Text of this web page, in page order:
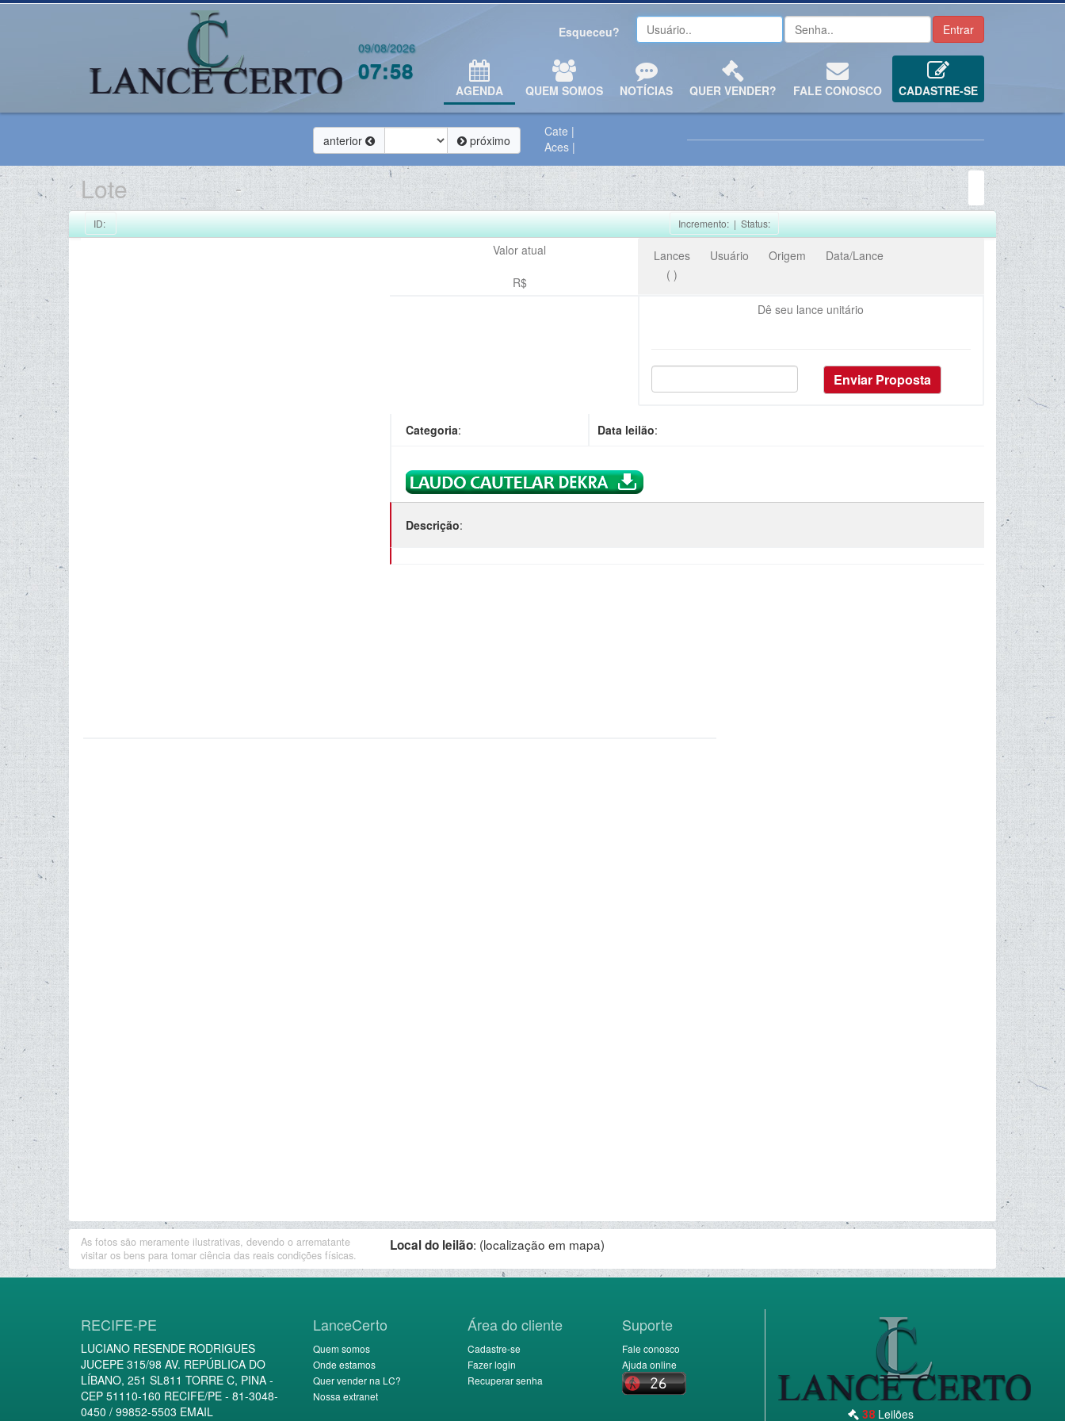
09/08/2026
07:58
Esqueceu?
AGENDA QUEM SOMOS NOTÍCIAS QUER VENDER? FALE CONOSCO CADASTRE-SE
anterior próximo
Cate |
Aces |
Lote -
ID: Incremento: | Status:
Valor atual
R$
Lances
( )
Usuário Origem Data/Lance
Dê seu lance unitário
Categoria: Data leilão:
Descrição:
As fotos são meramente ilustrativas, devendo o arrematante
visitar os bens para tomar ciência das reais condições físicas.
Local do leilão: (localização em mapa)
RECIFE-PE
LUCIANO RESENDE RODRIGUES
JUCEPE 315/98 AV. REPÚBLICA DO
LÍBANO, 251 SL811 TORRE C, PINA -
CEP 51110-160 RECIFE/PE - 81-3048-
0450 / 99852-5503 EMAIL
LanceCerto
Quem somos
Onde estamos
Quer vender na LC?
Nossa extranet
Área do cliente
Cadastre-se
Fazer login
Recuperar senha
Suporte
Fale conosco
Ajuda online
38Leilões